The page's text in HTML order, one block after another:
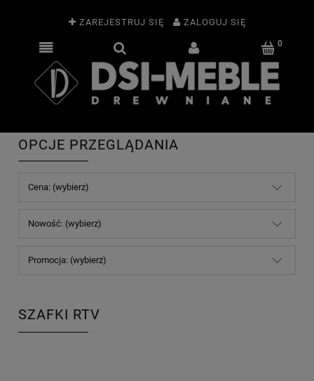
ZAREJESTRUJ SIĘ ZALOGUJ SIĘ
OPCJE PRZEGLĄDANIA
Cena: (wybierz)
Nowość: (wybierz)
Promocja: (wybierz)
SZAFKI RTV